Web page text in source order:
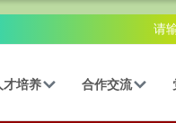
才培养 合作交流